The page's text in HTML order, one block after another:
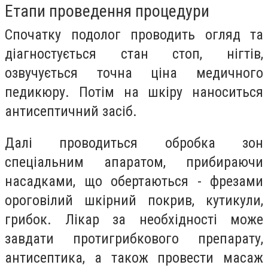
Етапи проведення процедури
Спочатку подолог проводить огляд та
діагностується стан стоп, нігтів,
озвучується точна ціна медичного
педикюру. Потім на шкіру наноситься
антисептичний засіб.
Далі проводиться обробка зон
спеціальним апаратом, прибираючи
насадками, що обертаються - фрезами
ороговілий шкірний покрив, кутикули,
грибок. Лікар за необхідності може
завдати протигрибкового препарату,
антисептика, а також провести масаж